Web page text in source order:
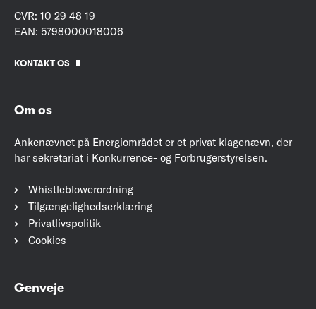
CVR: 10 29 48 19
EAN: 5798000018006
KONTAKT OS
Om os
Ankenævnet på Energiområdet er et privat klagenævn, der
har sekretariat i Konkurrence- og Forbrugerstyrelsen.
Whistleblowerordning
Tilgængelighedserklæring
Privatlivspolitik
Cookies
Genveje